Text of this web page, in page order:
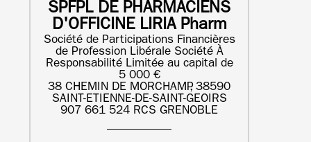
SPFPL DE PHARMACIENS
D'OFFICINE LIRIA Pharm
Société de Participations Financières
de Profession Libérale Société À
Responsabilité Limitée au capital de
5 000 €
38 CHEMIN DE MORCHAMP, 38590
SAINT-ETIENNE-DE-SAINT-GEOIRS
907 661 524 RCS GRENOBLE